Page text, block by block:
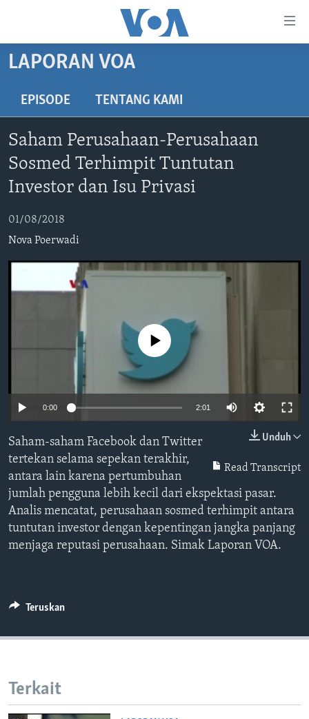
Akses
Utama
Lanjut
ke
Navigasi
Lanjut
ke
DUNIA
POLYGRAPH
DAFTAR PROGRAM
IKUTI KAMI
Bahasa-bahasa
LAPORAN VOA
EPISODE TENTANG KAMI
Saham Perusahaan-Perusahaan
Sosmed Terhimpit Tuntutan
Investor dan Isu Privasi
01/08/2018
Nova Poerwadi
No media source currently available
0:00 2:01
Unduh
Read Transcript
Saham-saham Facebook dan Twitter
tertekan selama sepekan terakhir,
antara lain karena pertumbuhan
jumlah pengguna lebih kecil dari ekspektasi pasar.
Analis mencatat, perusahaan sosmed terhimpit antara
tuntutan investor dengan kepentingan jangka panjang
menjaga reputasi perusahaan. Simak Laporan VOA.
Teruskan
Terkait